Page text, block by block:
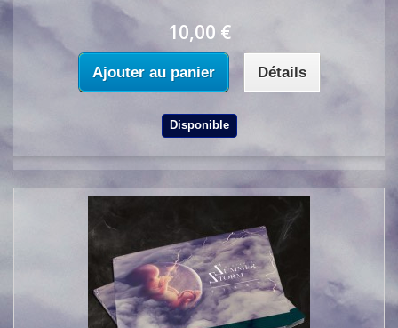
10,00 €
Ajouter au panier Détails
Disponible